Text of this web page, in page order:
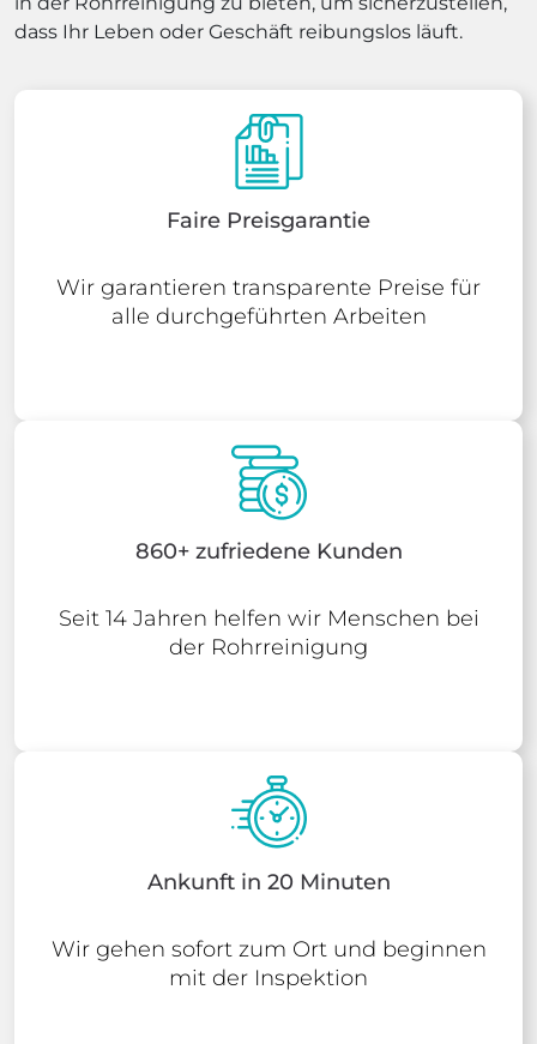
dass Ihr Leben oder Geschäft reibungslos läuft.
Faire Preisgarantie
Wir garantieren transparente Preise für
alle durchgeführten Arbeiten
860+ zufriedene Kunden
Seit 14 Jahren helfen wir Menschen bei
der Rohrreinigung
Ankunft in 20 Minuten
Wir gehen sofort zum Ort und beginnen
mit der Inspektion